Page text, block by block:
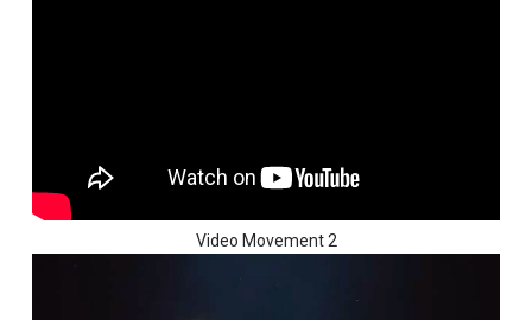
Video Movement 2